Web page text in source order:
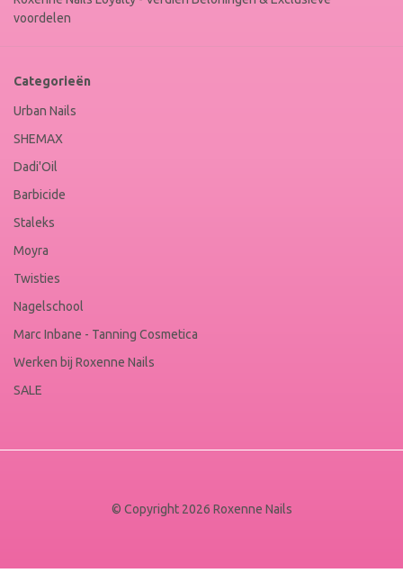
voordelen
Categorieën
Urban Nails
SHEMAX
Dadi'Oil
Barbicide
Staleks
Moyra
Twisties
Nagelschool
Marc Inbane - Tanning Cosmetica
Werken bij Roxenne Nails
SALE
© Copyright 2026 Roxenne Nails